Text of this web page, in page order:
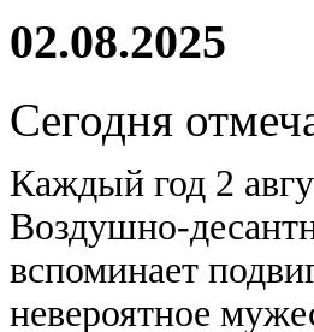
02.08.2025
Сегодня
Каждый год 2
Воздушно-
вспоминает
невероятное